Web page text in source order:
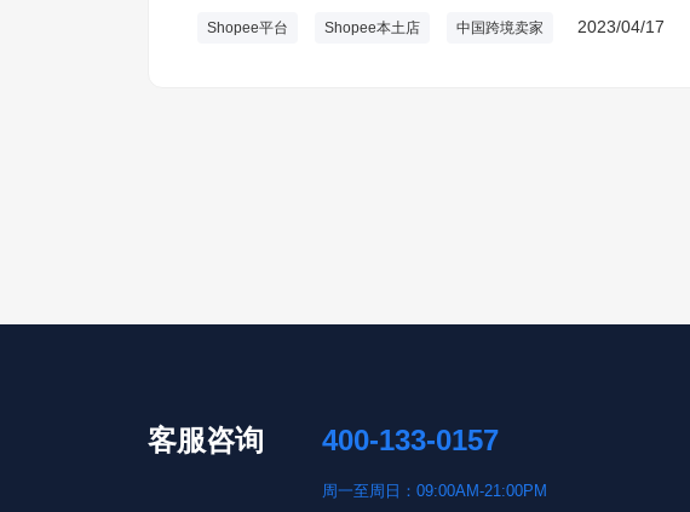
Shopee平台 Shopee本土店 中国跨境卖家 2023/04/17
客服咨询 400-133-0157
周一至周日：09:00AM-21:00PM